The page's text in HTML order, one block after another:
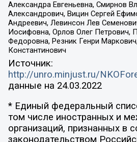
Александра Евгеньевна, Смирнов
Александрович, Вицин Сергей
Андреевич, Левинсон Лев
Иосифовна, Орлов Олег Петрович,
Федоровна, Резник Генри
Константинович
Источник:
http://unro.minjust.ru/
данные на 24.03.2022
* Единый федеральный
том числе иностранных и
организаций, признанных в
законодательством